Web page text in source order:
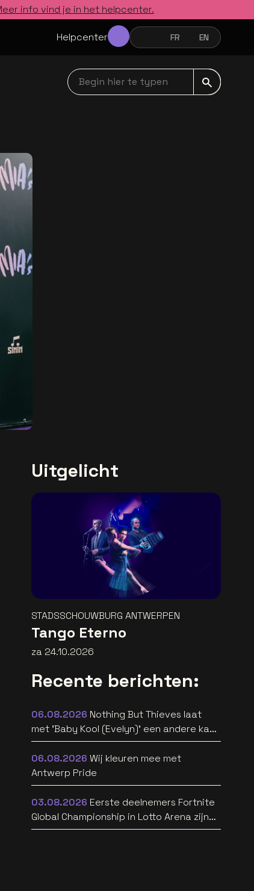
info vind je in het helpcenter.
Helpcenter NEDERLANDSFRANÇAIS
FR ENGLISH
EN
Begin hier te typen navbar
Uitgelicht
STADSSCHOUWBURG ANTWERPEN
Tango Eterno
za 24.10.2026
Recente berichten:
06.08.2026 Nothing But Thieves laat
met 'Baby Kool (Evelyn)' een andere kant
van zich horen [video]
06.08.2026 Wij kleuren mee met
Antwerp Pride
03.08.2026 Eerste deelnemers Fortnite
Global Championship in Lotto Arena zijn
bekend